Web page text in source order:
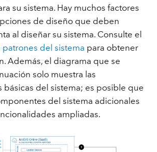
su sistema. Hay muchos factores
de diseño que deben
al diseñar su sistema. Consulte el
patrones del sistema para obtener
Además, el diagrama que se
solo muestra las
básicas del sistema; es posible que
del sistema adicionales
ampliadas.